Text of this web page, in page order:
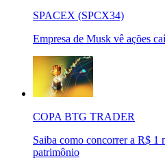
SPACEX (SPCX34)
Empresa de Musk vê ações
COPA BTG TRADER
Saiba como concorrer a R$ 1
patrimônio